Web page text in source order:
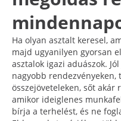
Ha olyan asztalt keresel,
majd ugyanilyen gyorsan
asztalok igazi aduászok.
nagyobb rendezvényeken,
összejöveteleken, sőt
amikor ideiglenes
bírja a terhelést, és ne